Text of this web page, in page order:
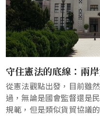
守住憲法的底線：兩
從憲法觀點出發，目前雖
過，無論是國會監督還是
規範，但是類似貨貿協議